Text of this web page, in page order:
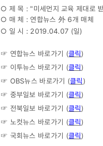
미세먼지
교육
제대로
받은
아동
18%
○ 제 목 : "미세먼지 교육 제대로
○ 매 체 : 연합뉴스 外 6개 매체
○ 일 시 : 2019.04.07 (일)
☞ 연합뉴스 바로가기 (클릭)
☞ 이투뉴스 바로가기 (클릭)
☞ OBS뉴스 바로가기 (클릭)
☞ 중부일보 바로가기 (클릭)
☞ 전북일보 바로가기 (클릭)
☞ 노컷뉴스 바로가기 (클릭)
☞ 국회뉴스 바로가기 (클릭)